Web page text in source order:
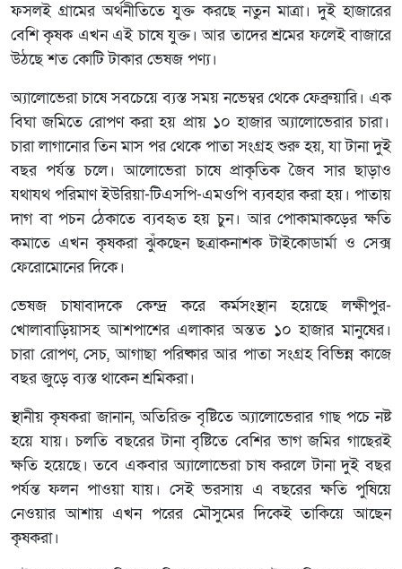
ফসলই গ্রামের অর্থনীতিতে যুক্ত করছে নতুন মাত্রা।দুই হাজারের
বেশি কৃষক এখন এই চাষে যুক্ত।আর তাদের শ্রমের ফলেই বাজারে
উঠছে শত কোটি টাকার ভেষজ পণ্য।
অ্যালোভেরা চাষে সবচেয়ে ব্যস্ত সময় নভেম্বর থেকে ফেব্রুয়ারি। এক
বিঘা জমিতে রোপণ করা হয় প্রায় ১০ হাজার অ্যালোভেরার চারা।
চারা লাগানোর তিন মাস পর থেকে পাতা সংগ্রহ শুরু হয়, যা টানা দুই
বছর পর্যন্ত চলে। আলোভেরা চাষে প্রাকৃতিক জৈব সার ছাড়াও
যথাযথ পরিমাণ ইউরিয়া-টিএসপি-এমওপি ব্যবহার করা হয়। পাতায়
দাগ বা পচন ঠেকাতে ব্যবহৃত হয় চুন। আর পোকামাকড়ের ক্ষতি
কমাতে এখনকৃষকরা ঝুঁকছেন ছত্রাকনাশক টাইকোডার্মা ও সেক্স
ফেরোমোনের দিকে।
ভেষজ চাষাবাদকে কেন্দ্র করে কর্মসংস্থান হয়েছে লক্ষীপুর-
খোলাবাড়িয়াসহ আশপাশের এলাকার অন্তত ১০ হাজার মানুষের।
চারা রোপণ, সেচ, আগাছা পরিষ্কার আর পাতা সংগ্রহ বিভিন্ন কাজে
বছর জুড়ে ব্যস্ত থাকেন শ্রমিকরা।
স্থানীয় কৃষকরা জানান, অতিরিক্ত বৃষ্টিতে অ্যালোভেরার গাছ পচে নষ্ট
হয়ে যায়। চলতি বছরের টানা বৃষ্টিতে বেশির ভাগ জমির গাছেরই
ক্ষতি হয়েছে। তবে একবার অ্যালোভেরা চাষ করলে টানা দুই বছর
পর্যন্ত ফলন পাওয়া যায়। সেই ভরসায় এ বছরের ক্ষতি পুষিয়ে
নেওয়ার আশায় এখন পরের মৌসুমের দিকেই তাকিয়ে আছেন
কৃষকরা।